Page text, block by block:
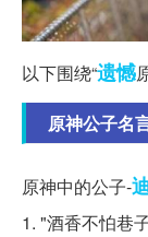
以下围绕“遗憾
原神公子名
原神中的公子-
1. "酒香不怕巷